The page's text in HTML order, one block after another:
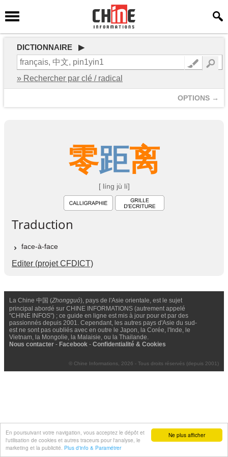
Ne plus afficher
En poursuivant votre navigation, vous acceptez le dépôt et
l'utilisation de cookies et autres traceurs pour l'analyse, le
marketing et la publicité. Plus d'info & Paramétrer
DICTIONNAIRE ▶
» Rechercher par clé / radical
OPTIONS →
零距离
[ líng jù lí]
Traduction
face-à-face
Editer (projet CFDICT)
La Chine 中国 (Zhongguó), pays de l'Asie orientale, est le sujet
principal abordé sur CHINE INFORMATIONS (autrement appelé
"CHINE INFOS") ; ce guide en ligne est mis à jour pour et par des
passionnés depuis 2001. Cependant, les autres pays d'Asie du sud-
est ne sont pas oubliés avec en outre le Japon, la Corée, l'Inde, le
Vietnam, la Mongolie, la Malaisie, ou la Thailande.
Nous contacter - Facebook - Confidentialité & Cookies
© Chine Informations, 2026 - Tous droits réservés (depuis 2001)